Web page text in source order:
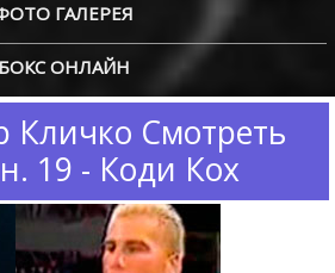
ГАЛЕРЕЯ
БОКС ОНЛАЙН
Кличко Смотреть
19 - Коди Кох